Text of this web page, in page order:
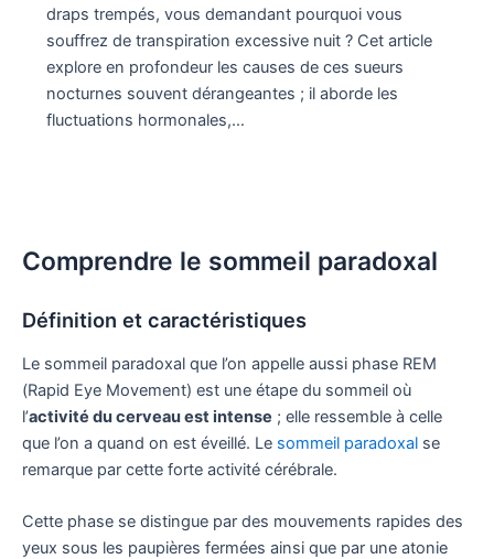
draps trempés, vous demandant pourquoi vous
souffrez de transpiration excessive nuit ? Cet article
explore en profondeur les causes de ces sueurs
nocturnes souvent dérangeantes ; il aborde les
fluctuations hormonales,…
Comprendre le sommeil paradoxal
Définition et caractéristiques
Le sommeil paradoxal que l’on appelle aussi phase REM
(Rapid Eye Movement) est une étape du sommeil où
l’activité du cerveau est intense ; elle ressemble à celle
que l’on a quand on est éveillé. Le sommeil paradoxal se
remarque par cette forte activité cérébrale.
Cette phase se distingue par des mouvements rapides des
yeux sous les paupières fermées ainsi que par une atonie